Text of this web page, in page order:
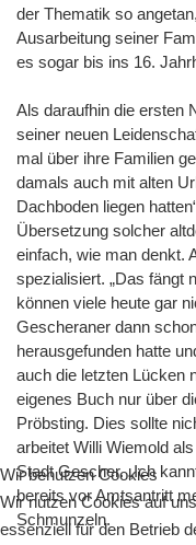
der Thematik so
Ausarbeitung seiner
es sogar bis ins 16.
Als daraufhin die ersten
seiner neuen
mal über ihre Familien
damals auch mit alten
Dachboden liegen
Übersetzung solcher
einfach, wie man denkt.
spezialisiert. „Das fängt
können viele heute gar
Gescheraner dann
herausgefunden hatte
auch die letzten Lücken
eigenes Buch nur über
Pröbsting. Dies sollte
arbeitet Willi Wiemold
Stadt Gescher. „Ich
bereits vor Amtsantritt
Schmunzeln.
Wir benutzen Cookies
Wir nutzen Cookies auf
essenziell für den Betrieb